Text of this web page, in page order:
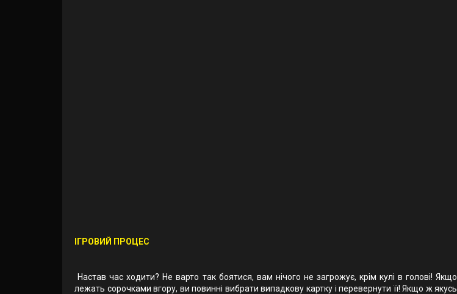
ІГРОВИЙ ПРОЦЕС
Настав час ходити? Не варто так боятися, вам нічого не загрожує, крім кулі в голові!
лежать сорочками вгору, ви повинні вибрати випадкову картку і перевернути її! Якщо ж